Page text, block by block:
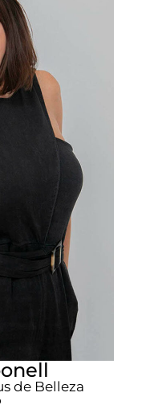
de Belleza